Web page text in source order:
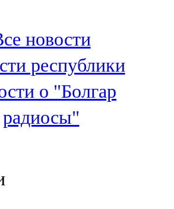
новости
республики
о "Болгар
радиосы"